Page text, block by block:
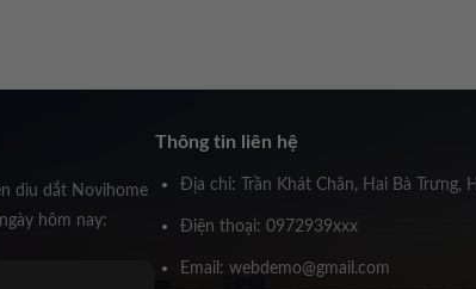
dìu dắt Novihome
hôm nay:
Thông tin liên hệ
Địa chỉ: Trần Khát Chân, Hai Bà Trưng,
Điện thoại: 0972939xxx
Email: webdemo@gmail.com